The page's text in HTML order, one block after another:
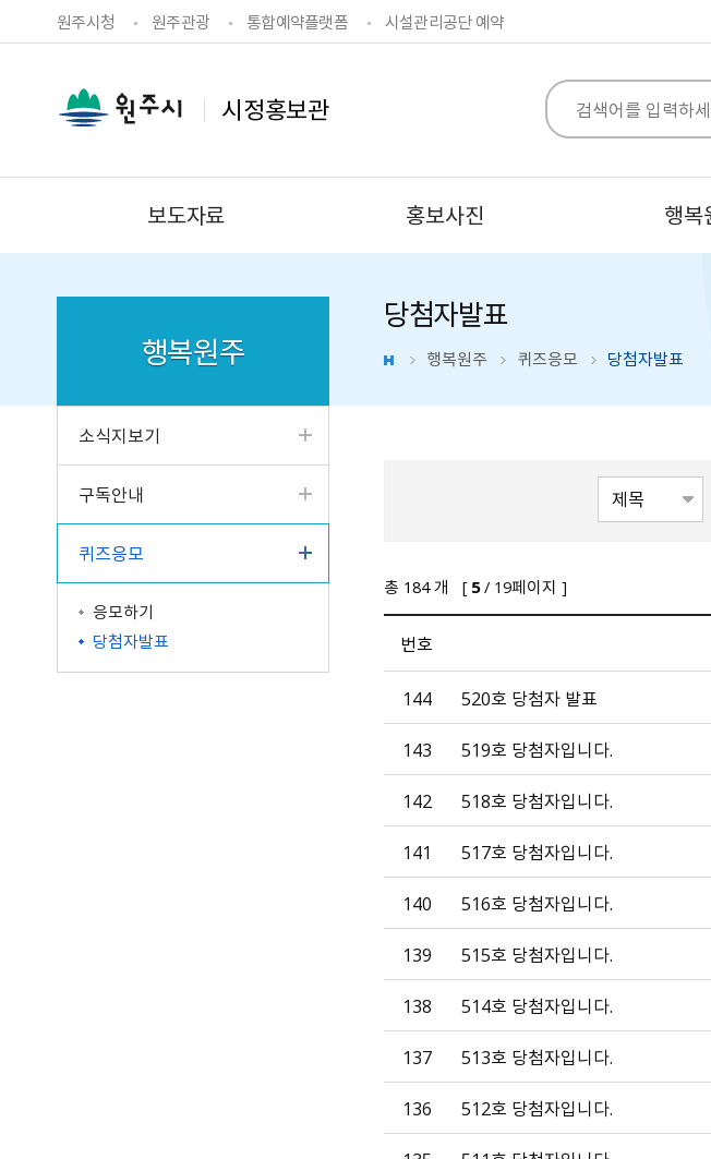
원주시청 원주관광 통합예약플랫폼 시설관리공단 예약
시정홍보관
보도자료 홍보사진 행복
홈페이지가이드
행복원주
소식지보기
구독안내
퀴즈응모
응모하기
당첨자발표
당첨자발표
행복원주 퀴즈응모 당첨자발표
총 184개 [ 5/ 19페이지 ]
번호
144 520호 당첨자 발표
143
519호 당첨자입니다.
142
518호 당첨자입니다.
141
517호 당첨자입니다.
140
516호 당첨자입니다.
139
515호 당첨자입니다.
138
514호 당첨자입니다.
137
513호 당첨자입니다.
136
512호 당첨자입니다.